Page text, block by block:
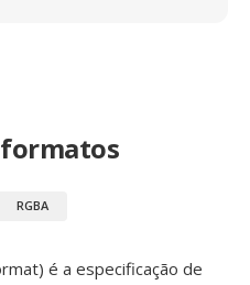
formatos
RGBA
é a especificação de